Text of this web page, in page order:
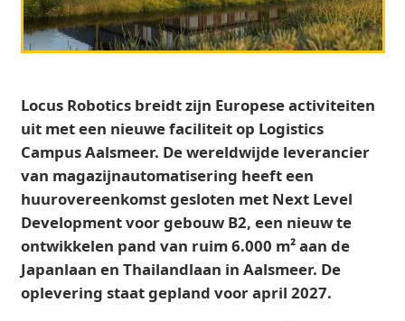
Locus Robotics breidt zijn Europese activiteiten
uit met een nieuwe faciliteit op Logistics
Campus Aalsmeer. De wereldwijde leverancier
van magazijnautomatisering heeft een
huurovereenkomst gesloten met Next Level
Development voor gebouw B2, een nieuw te
ontwikkelen pand van ruim 6.000 m² aan de
Japanlaan en Thailandlaan in Aalsmeer. De
oplevering staat gepland voor april 2027.